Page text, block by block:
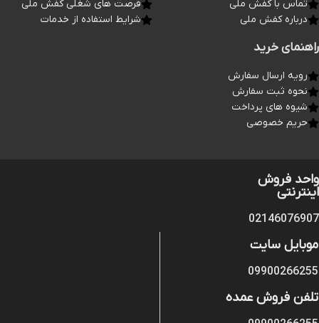
تماس با کفش ملی
درباره کفش ملی
فرصت های شغلی کفش ملی
شرایط استفاده از خدمات
راهنمای خرید
رویه ارسال سفارش
نحوه ثبت سفارش
شیوه های پرداخت
حریم خصوصی
واحد فروش
اینترنتی
02146076907
موبایل سایت
09900266255
تلفن فروش عمده